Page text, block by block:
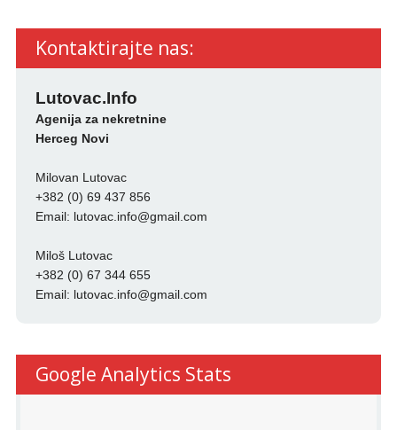
Kontaktirajte nas:
Lutovac.Info
Agenija za nekretnine
Herceg Novi
Milovan Lutovac
+382 (0) 69 437 856
Email: lutovac.info@gmail.com
Miloš Lutovac
+382 (0) 67 344 655
Email: lutovac.info@gmail.com
Google Analytics Stats